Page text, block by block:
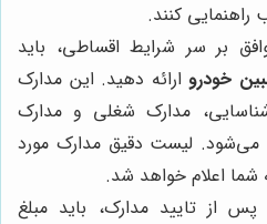
راهنمایی کنند.
بر سر شرایط اقساطی، باید
خودرو ارائه دهید. این مدارک
مدارک شغلی و مدارک
لیست دقیق مدارک مورد
شما اعلام خواهد شد.
پس از تایید مدارک، باید مبلغ